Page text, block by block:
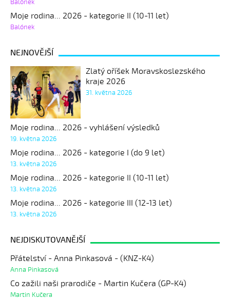
Balónek
Moje rodina... 2026 - kategorie II (10-11 let)
Balónek
NEJNOVĚJŠÍ
Zlatý oříšek Moravskoslezského
kraje 2026
31. května 2026
Moje rodina... 2026 - vyhlášení výsledků
19. května 2026
Moje rodina... 2026 - kategorie I (do 9 let)
13. května 2026
Moje rodina... 2026 - kategorie II (10-11 let)
13. května 2026
Moje rodina... 2026 - kategorie III (12-13 let)
13. května 2026
NEJDISKUTOVANĚJŠÍ
Přátelství - Anna Pinkasová - (KNZ-K4)
Anna Pinkasová
Co zažili naši prarodiče - Martin Kučera (GP-K4)
Martin Kučera